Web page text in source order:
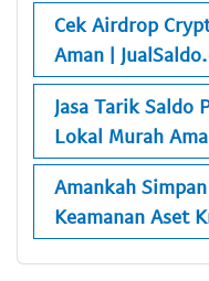
Cek Airdrop
Aman |
Jasa Tarik Saldo
Lokal Murah
Amankah
Keamanan Aset